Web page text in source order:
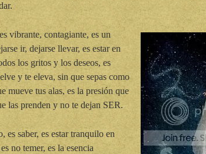
vibrante, contagiante, es un
ir, dejarse llevar, es estar en
los gritos y los deseos, es
y te eleva, sin que sepas como
mueve tus alas, es la presión que
las prenden y no te dejan SER.
saber, es estar tranquilo en
no temer, es la esencia